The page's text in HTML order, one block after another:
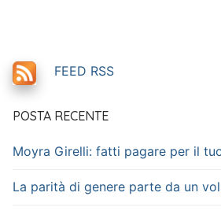
FEED RSS
POSTA RECENTE
Moyra Girelli: fatti pagare per il
La parità di genere parte da un